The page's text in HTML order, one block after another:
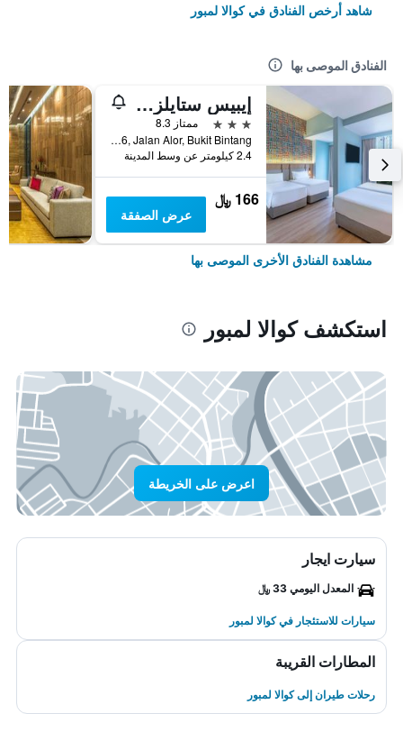
شاهد أرخص الفنادق في كوالا لمبور
الفنادق الموصى بها
إيبيس ستايلز كوالا لمبور بوكيت بينتانج
3 نجوم
ممتاز 8.3
No.16, Jalan Alor, Bukit Bintang, كوالا لمبور, ماليزيا
2.4 كيلومتر عن وسط المدينة
166 ﷼
عرض الصفقة
مشاهدة الفنادق الأخرى الموصى بها
استكشف كوالا لمبور
اعرض على الخريطة
سيارت ايجار
المعدل اليومي 33 ﷼
سيارات للاستئجار في كوالا لمبور
المطارات القريبة
رحلات طيران إلى كوالا لمبور